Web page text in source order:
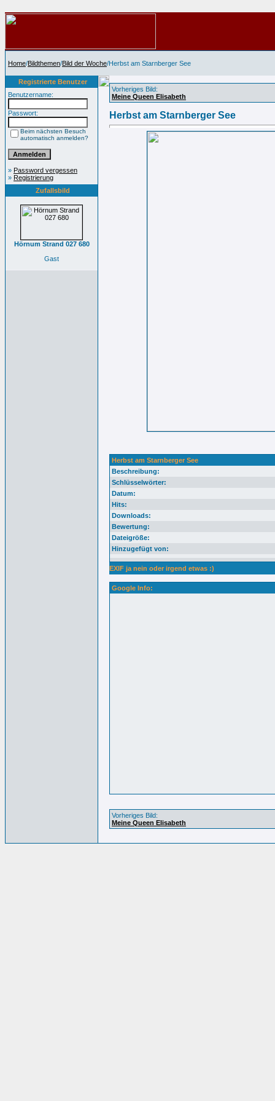
Home/Bildthemen/Bild der Woche/Herbst am Starnberger See
Registrierte Benutzer
Benutzername:
Passwort:
Beim nächsten Besuch
automatisch anmelden?
» Password vergessen
» Registrierung
Zufallsbild
Hörnum Strand 027 680
Gast
Vorheriges Bild:
Meine Queen Elisabeth
Herbst am Starnberger See
Herbst am Starnberger See
Beschreibung:
Schlüsselwörter:
Datum:
Hits:
Downloads:
Bewertung:
Dateigröße:
Hinzugefügt von:
EXIF ja nein oder irgend etwas :)
Google Info:
Vorheriges Bild:
Meine Queen Elisabeth